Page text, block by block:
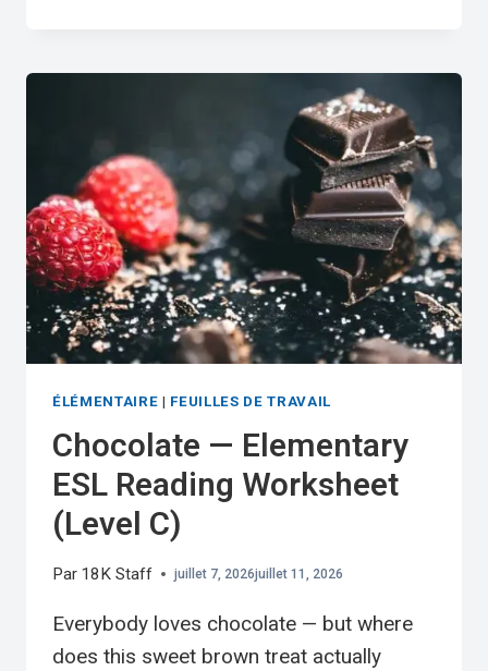
READING
PDF
ÉLÉMENTAIRE | FEUILLES DE TRAVAIL
Chocolate — Elementary
ESL Reading Worksheet
(Level C)
Par 18K Staff juillet 7, 2026juillet 11, 2026
Everybody loves chocolate — but where
does this sweet brown treat actually